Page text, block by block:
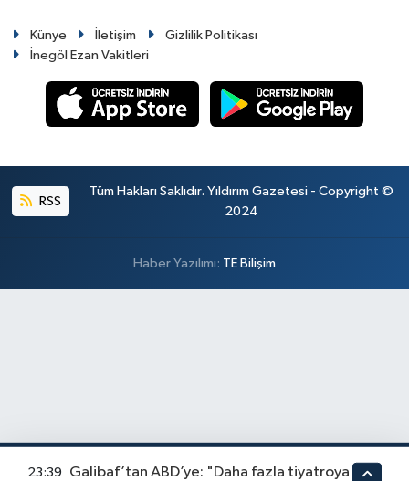
Künye İletişim
Gizlilik Politikası
İnegöl Ezan Vakitleri
RSS
Tüm Hakları Saklıdır. Yıldırım Gazetesi - Copyright ©
2024
Haber Yazılımı: TE Bilişim
23:39 Galibaf’tan ABD’ye: "Daha fazla tiyatroya